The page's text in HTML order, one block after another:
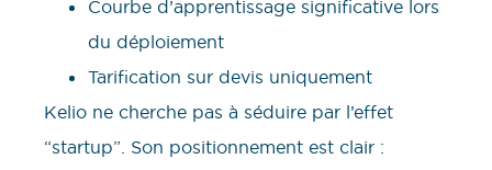
Courbe d’apprentissage significative lors
du déploiement
Tarification sur devis uniquement
Kelio ne cherche pas à séduire par l’effet
“startup”. Son positionnement est clair :